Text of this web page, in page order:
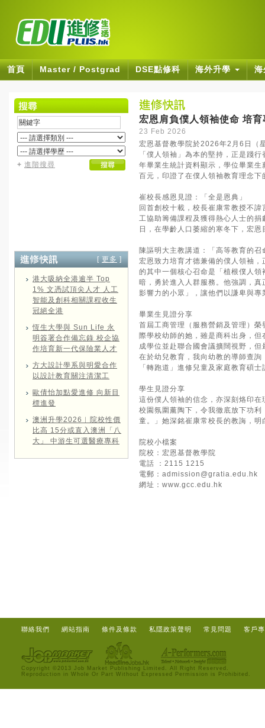
首頁 Master / Postgrad DSE點修科 海外升學
+ 進階搜尋
[ 更多 ]
港大吸納全港逾半 Top
1% 文憑試頂尖人才 人工
智能及創科相關課程收生
冠絕全港
恆生大學與 Sun Life 永
明簽署合作備忘錄 校企協
作培育新一代保險業人才
方大設計學系與明愛合作
以設計教育關注清潔工
歐倩怡加點愛進修 向新目
標進發
澳洲升學2026︱院校性價
比高 15分或直入澳洲「八
大」 中游生可選醫療專科
宏恩肩負僕人領袖使命 培
23 Feb 2026
宏恩基督教學院於2026年2月6日（
「僕人領袖」為本的堅持，正是踐
年畢業生統計資料顯示，學位畢業
百元，印證了在僕人領袖教育理念
崔校長感恩見證：「全是恩典」
回首創校十載，校長崔康常教授不
工協助籌備課程及獲得熱心人士的
日，在學齡人口萎縮的寒冬下，宏
陳謳明大主教講道：「高等教育的召
宏恩致力培育才德兼備的僕人領袖
的其中一個核心召命是「植根僕人
暗，勇於進入人群服務。他強調，
影響力的小眾」，讓他們以謙卑與
畢業生見證分享
首屆工商管理（服務營銷及管理）
際學校幼師的她，雖是商科出身，
成學位並赴聯合國會議擴闊視野，
在於幼兒教育，我向幼教的導師查
「轉跑道」進修兒童及家庭教育碩
學生見證分享
這份僕人領袖的信念，亦深刻烙印
校園氛圍薰陶下，令我徹底放下功
童。」她深銘崔康常校長的教誨，
院校小檔案
院校：宏恩基督教學院
電話 ：2115 1215
電郵： admission@gratia.edu.hk
網址： www.gcc.edu.hk
聯絡我們 網站指南 條件及條款 私隱政策聲明 常見問題 客戶
Copyright ©2013 Job Market Publishing Limited. All Right Reserved.
Reproduction in Whole Or Part Without Expressed Permission is Prohibited.